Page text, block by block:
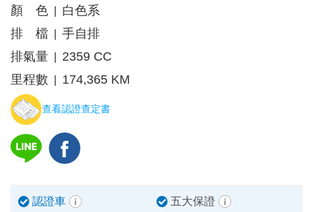
顏 色
白色系
排 檔
手自排
排氣量
2359 CC
里程數
174,365 KM
查看認證查定書
認證車
五大保證